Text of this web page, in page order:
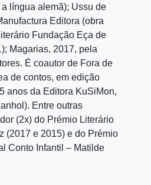
língua alemã); Ussu de
Editora (obra
Fundação Eça de
Magarias, 2017, pela
É coautor de Fora de
de contos, em edição
anos da Editora KuSiMon,
Entre outras
(2x) do Prémio Literário
(2017 e 2015) e do Prémio
Conto Infantil – Matilde